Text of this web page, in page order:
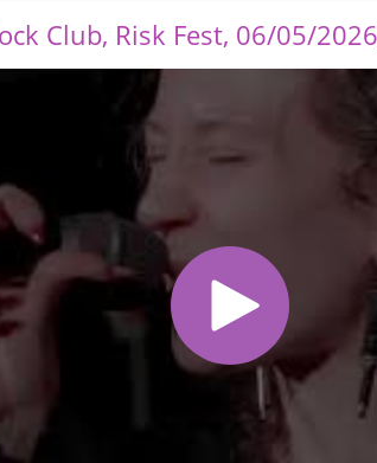
Club, Risk Fest, 06/05/